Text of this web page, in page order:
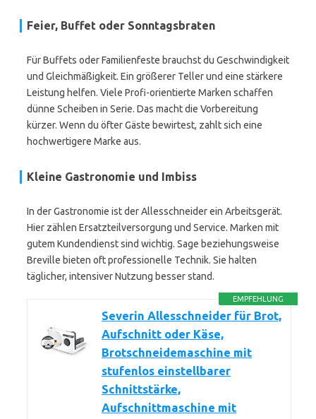
Feier, Buffet oder Sonntagsbraten
Für Buffets oder Familienfeste brauchst du Geschwindigkeit
und Gleichmäßigkeit. Ein größerer Teller und eine stärkere
Leistung helfen. Viele Profi-orientierte Marken schaffen
dünne Scheiben in Serie. Das macht die Vorbereitung
kürzer. Wenn du öfter Gäste bewirtest, zahlt sich eine
hochwertigere Marke aus.
Kleine Gastronomie und Imbiss
In der Gastronomie ist der Allesschneider ein Arbeitsgerät.
Hier zählen Ersatzteilversorgung und Service. Marken mit
gutem Kundendienst sind wichtig. Sage beziehungsweise
Breville bieten oft professionelle Technik. Sie halten
täglicher, intensiver Nutzung besser stand.
EMPFEHLUNG
Severin Allesschneider für Brot,
Aufschnitt oder Käse,
Brotschneidemaschine mit
stufenlos einstellbarer
Schnittstärke,
Aufschnittmaschine mit